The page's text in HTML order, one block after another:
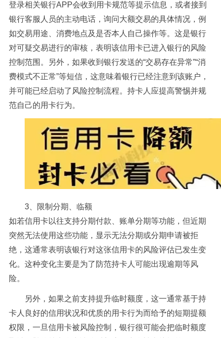
登录相关银行APP会收到用卡规范等提示信息，或者接到
银行客服人员的主动电话，询问大额交易的具体情况，例
如交易用途、消费地点及是否本人自己操作等。这是银行
对可疑交易进行的审核，表明该信用卡已进入银行的风险
控制范围。另外，如果收到银行发送的“交易存在异常”“消
费模式不正常”等短信，这意味着银行已经注意到该账户，
并可能已经启动了风险控制流程。持卡人应提高警惕并规
范自己的用卡行为。
3、限制分期、临额
如若信用卡以往支持分期付款、账单分期等功能，但近期
突然无法使用这些功能，显示无法分期或分期申请被拒
绝，这通常表明该银行对这张信用卡的风险评估已发生变
化。这种变化主要是为了防范持卡人可能出现逾期等风
险。
另外，如果之前支持提升临时额度，这一通常基于持
卡人良好的信用状况和优质的用卡行为而给予的短期提额
权限，一旦信用卡被风险控制，银行很可能会把临时额度